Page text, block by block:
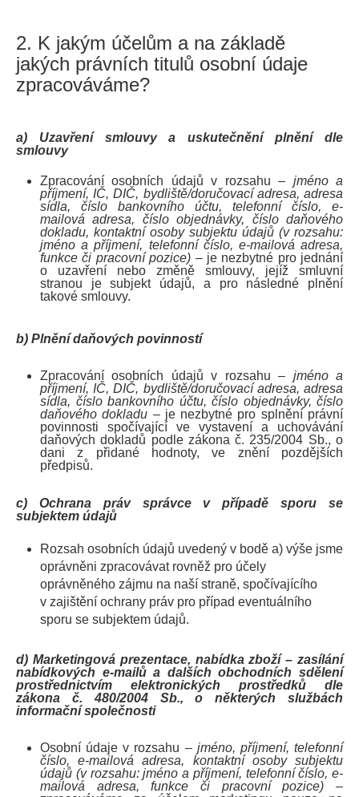
2. K jakým účelům a na základě
jakých právních titulů osobní údaje
zpracováváme?
a) Uzavření smlouvy a uskutečnění plnění dle
smlouvy
Zpracování osobních údajů v rozsahu – jméno a
příjmení, IČ, DIČ, bydliště/doručovací adresa, adresa
sídla, číslo bankovního účtu, telefonní číslo, e-
mailová adresa, číslo objednávky, číslo daňového
dokladu, kontaktní osoby subjektu údajů (v rozsahu:
jméno a příjmení, telefonní číslo, e-mailová adresa,
funkce či pracovní pozice) – je nezbytné pro jednání
o uzavření nebo změně smlouvy, jejíž smluvní
stranou je subjekt údajů, a pro následné plnění
takové smlouvy.
b) Plnění daňových povinností
Zpracování osobních údajů v rozsahu – jméno a
příjmení, IČ, DIČ, bydliště/doručovací adresa, adresa
sídla, číslo bankovního účtu, číslo objednávky, číslo
daňového dokladu – je nezbytné pro splnění právní
povinnosti spočívající ve vystavení a uchovávání
daňových dokladů podle zákona č. 235/2004 Sb., o
dani z přidané hodnoty, ve znění pozdějších
předpisů.
c) Ochrana práv správce v případě sporu se
subjektem údajů
Rozsah osobních údajů uvedený v bodě a) výše jsme
oprávněni zpracovávat rovněž pro účely
oprávněného zájmu na naší straně, spočívajícího
v zajištění ochrany práv pro případ eventuálního
sporu se subjektem údajů.
d) Marketingová prezentace, nabídka zboží – zasílání
nabídkových e-mailů a dalších obchodních sdělení
prostřednictvím elektronických prostředků dle
zákona č. 480/2004 Sb., o některých službách
informační společnosti
Osobní údaje v rozsahu – jméno, příjmení, telefonní
číslo, e-mailová adresa, kontaktní osoby subjektu
údajů (v rozsahu: jméno a příjmení, telefonní číslo, e-
mailová adresa, funkce či pracovní pozice) –